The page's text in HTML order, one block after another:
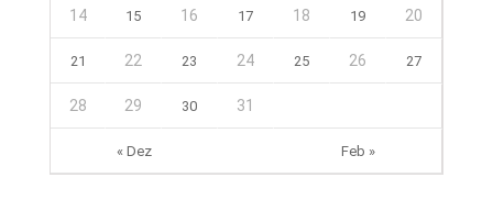
« Dez Feb »
14 15 16 17 18 19 20
21 22 23 24 25 26 27
28 29 30 31